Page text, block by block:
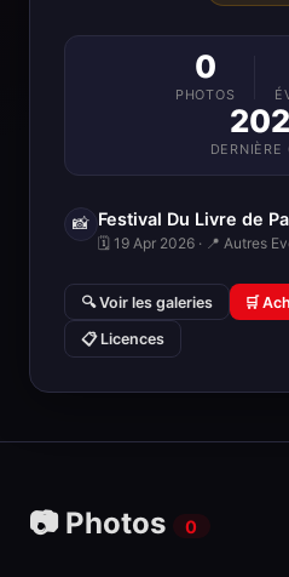
0
PHOTOS
DERNIÈRE
📸 Festival Du Livre de
🗓 19 Apr 2026 · 📍 Autres
🔍 Voir les galeries 🛒
📋 Licences
📷 Photos 0